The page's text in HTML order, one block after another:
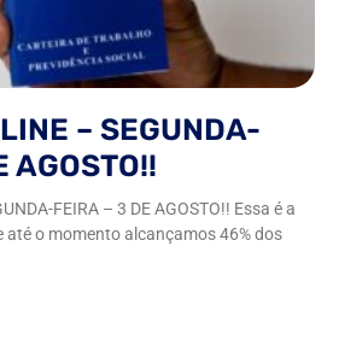
– SEGUNDA-
AGOSTO!!
FEIRA – 3 DE AGOSTO!! Essa é a
até o momento alcançamos 46% dos